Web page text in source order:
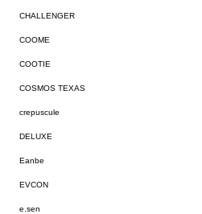
CHALLENGER
COOME
COOTIE
COSMOS TEXAS
crepuscule
DELUXE
Eanbe
EVCON
e.sen